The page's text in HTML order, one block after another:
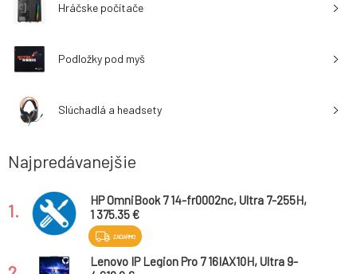
Hráčske počítače
Podložky pod myš
Slúchadlá a headsety
Najpredávanejšie
1.
ZADARMO
HP OmniBook 7 14-fr0002nc, Ultra 7-255H,
14.0 2880x1800/OLED/120Hz/400n, UMA,
32GB, SSD 1TB, W11H, 2-2-2, Silver
1 375.35 €
Lenovo IP Legion Pro 7 16IAX10H, Ultra 9-